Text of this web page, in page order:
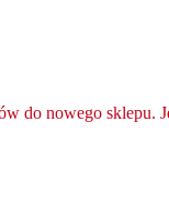
do nowego sklepu.